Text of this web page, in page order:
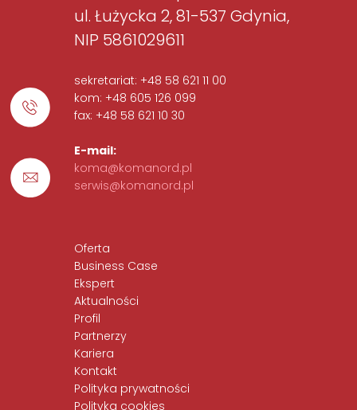
ul. Łużycka 2, 81-537 Gdynia,
NIP 5861029611
sekretariat: +48 58 621 11 00
kom: +48 605 126 099
fax: +48 58 621 10 30
E-mail:
koma@komanord.pl
serwis@komanord.pl
Oferta
Business Case
Ekspert
Aktualności
Profil
Partnerzy
Kariera
Kontakt
Polityka prywatności
Polityka cookies